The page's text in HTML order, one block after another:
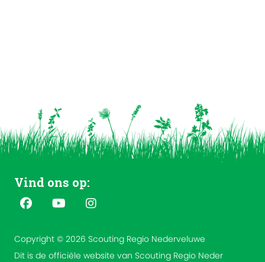
Vind ons op:
Copyright © 2026 Scouting Regio Nederveluwe
Dit is de officiële website van Scouting Regio Neder